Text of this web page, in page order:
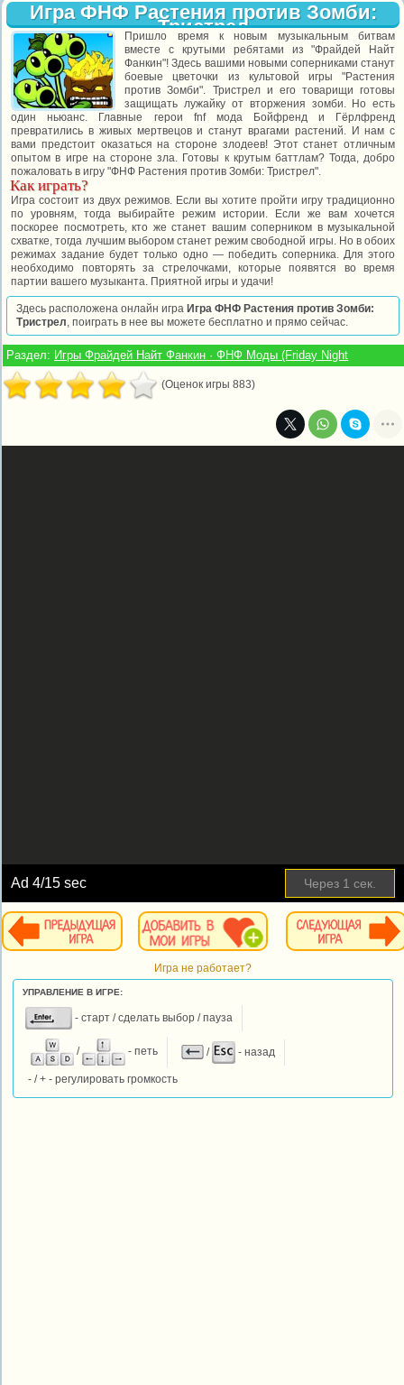
Игра ФНФ Растения против Зомби:
Тристрел
Пришло время к новым музыкальным битвам
вместе с крутыми ребятами из "Фрайдей Найт
Фанкин"! Здесь вашими новыми соперниками станут
боевые цветочки из культовой игры "Растения
против Зомби". Тристрел и его товарищи готовы
защищать лужайку от вторжения зомби. Но есть
один ньюанс. Главные герои fnf мода Бойфренд и Гёрлфренд
превратились в живых мертвецов и станут врагами растений. И нам с
вами предстоит оказаться на стороне злодеев! Этот станет отличным
опытом в игре на стороне зла. Готовы к крутым баттлам? Тогда, добро
пожаловать в игру "ФНФ Растения против Зомби: Тристрел".
Как играть?
Игра состоит из двух режимов. Если вы хотите пройти игру традиционно
по уровням, тогда выбирайте режим истории. Если же вам хочется
поскорее посмотреть, кто же станет вашим соперником в музыкальной
схватке, тогда лучшим выбором станет режим свободной игры. Но в обоих
режимах задание будет только одно — победить соперника. Для этого
необходимо повторять за стрелочками, которые появятся во время
партии вашего музыканта. Приятной игры и удачи!
Здесь расположена онлайн игра Игра ФНФ Растения против Зомби:
Тристрел, поиграть в нее вы можете бесплатно и прямо сейчас.
Раздел: Игры Фрайдей Найт Фанкин · ФНФ Моды (Friday Night
(Оценок игры 883)
Ad4/15 sec Через 1 сек.
Игра не работает?
УПРАВЛЕНИЕ В ИГРЕ:
- старт / сделать выбор / пауза
/ - петь / - назад
- / + - регулировать громкость